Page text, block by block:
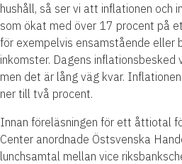
hushåll, så ser vi att inflationen och
som ökat med över 17 procent på
för exempelvis ensamstående eller
inkomster. Dagens
men det är lång väg kvar.
ner till två procent.
Innan föreläsningen för ett åttiotal
Center anordnade Östsvenska
lunchsamtal mellan vice